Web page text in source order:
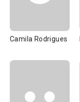
Camila Rodrigues